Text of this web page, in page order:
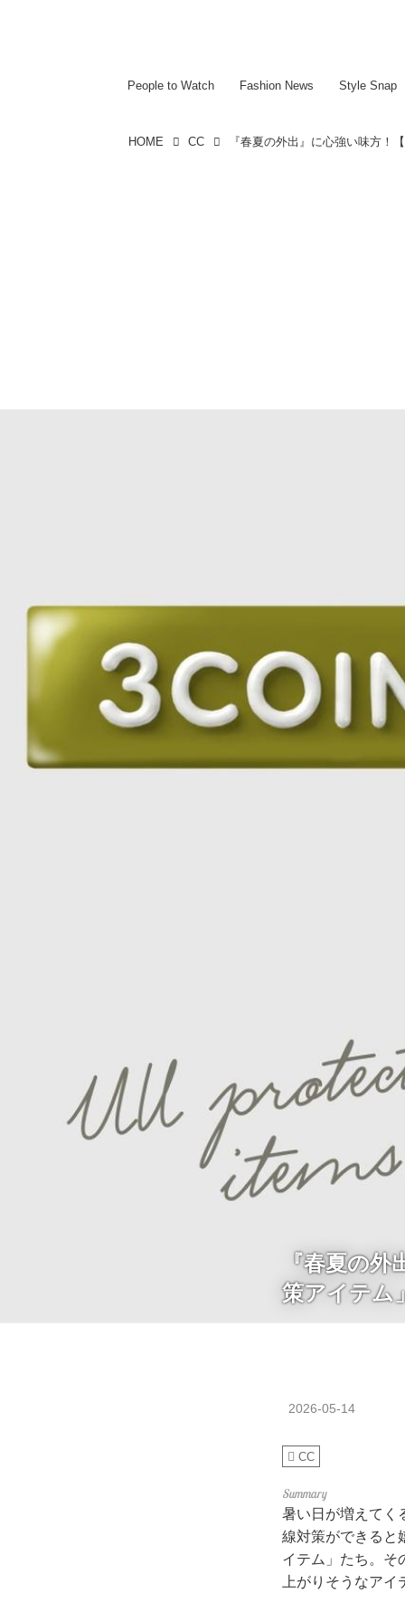
People to Watch Fashion News Style Snap
HOME CC
『春夏の
策アイテム」
2026-05-14
CC
暑い日が増えてく
線対策ができると
イテム」たち。そ
上がりそうなア